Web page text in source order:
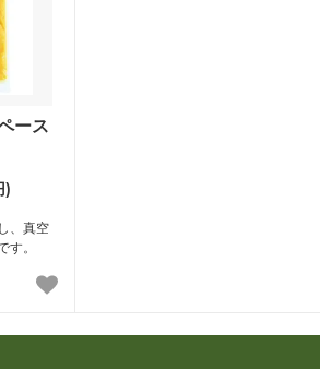
ース
)
、真空
す。